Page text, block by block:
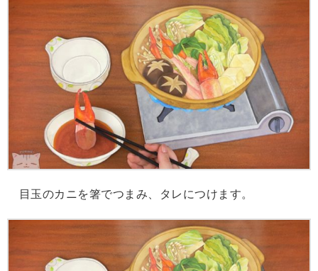
目玉のカニを箸でつまみ、タレにつけます。